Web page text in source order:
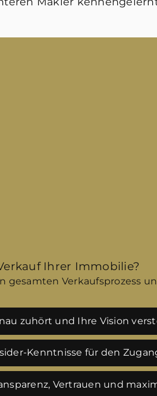
Ihrer Immobilie?
gesamten Verkaufsprozess
zuhört und Ihre Vision
Kenntnisse für den
Vertrauen und